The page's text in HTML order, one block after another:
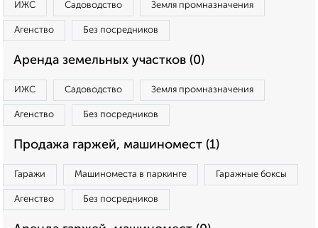
ИЖС Садоводство Земля промназначения
Агенство Без посредников
Аренда земельных участков (0)
ИЖС Садоводство Земля промназначения
Агенство Без посредников
Продажа гаржей, машиномест (1)
Гаражи Машиноместа в паркинге Гаражные боксы
Агенство Без посредников